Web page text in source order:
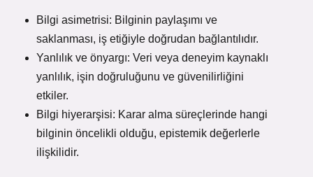
Bilgi asimetrisi: Bilginin paylaşımı ve
saklanması, iş etiğiyle doğrudan bağlantılıdır.
Yanlılık ve önyargı: Veri veya deneyim kaynaklı
yanlılık, işin doğruluğunu ve güvenilirliğini
etkiler.
Bilgi hiyerarşisi: Karar alma süreçlerinde hangi
bilginin öncelikli olduğu, epistemik değerlerle
ilişkilidir.